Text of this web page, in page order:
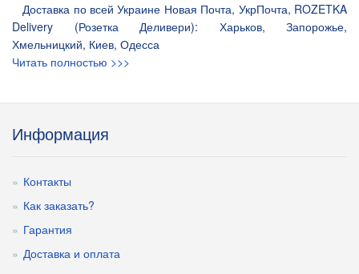
Доставка по всей Украине Новая Почта, УкрПочта, ROZETKA
Delivery (Розетка Деливери): Харьков, Запорожье,
Хмельницкий, Киев, Одесса
Читать полностью >>>
Информация
Контакты
Как заказать?
Гарантия
Доставка и оплата